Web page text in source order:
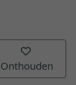
Onthouden